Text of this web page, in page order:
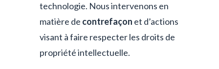
technologie. Nous intervenons en
matière de contrefaçon et d’actions
visant à faire respecter les droits de
propriété intellectuelle.